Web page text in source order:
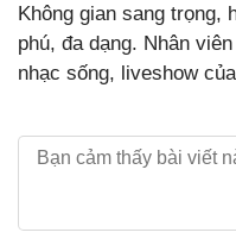
Không gian sang trọng,
phú, đa dạng. Nhân
nhạc sống, liveshow